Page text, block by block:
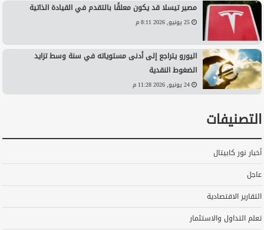
مصير تيسلا قد يكون معلقًا بالتقدم في القيادة الذاتية
25 يونيو, 2026 8:11 م
اليورو يتراجع إلى أدنى مستوياته في سنة وسط تزايد
الضغوط النقدية
24 يونيو, 2026 11:28 م
التصنيفات
أخبار نور كابيتال
عاجل
التقارير الاقتصادية
تعلم التداول والاستثمار